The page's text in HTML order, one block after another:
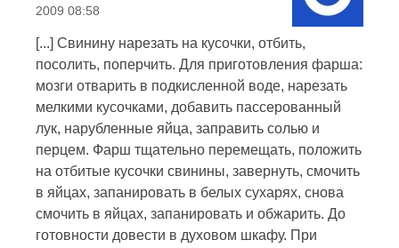
2009 08:58
[...] Свинину нарезать на кусочки, отбить,
посолить, поперчить. Для приготовления фарша:
мозги отварить в подкисленной воде, нарезать
мелкими кусочками, добавить пассерованный
лук, нарубленные яйца, заправить солью и
перцем. Фарш тщательно перемещать, положить
на отбитые кусочки свинины, завернуть, смочить
в яйцах, запанировать в белых сухарях, снова
смочить в яйцах, запанировать и обжарить. До
готовности довести в духовом шкафу. При